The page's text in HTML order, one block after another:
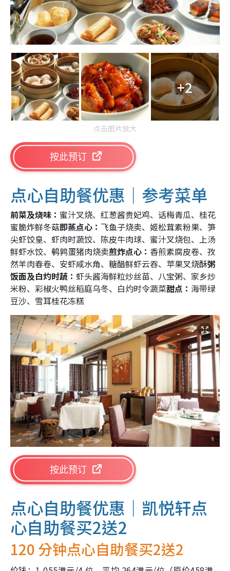
+2
点击图片放大
按此预订
点心自助餐优惠｜参考菜单
前菜及烧味： 蜜汁叉烧、红葱酱贵妃鸡、话梅青瓜、桂花
蜜脆炸鲜冬菇即蒸点心： 飞鱼子烧卖、姬松茸素粉果、笋
尖虾饺皇、虾肉时蔬饺、陈皮牛肉球、蜜汁叉烧包、上汤
鲜虾水饺、鹌鹑蛋猪肉烧卖煎炸点心： 香煎素腐皮卷、孜
然羊肉春卷、安虾咸水角、糖醋鲜虾云吞、苹果叉烧酥粥
饭面及白灼时蔬： 虾头酱海鲜粒炒丝苗、八宝粥、家乡炒
米粉、彩椒火鸭丝稻庭乌冬、白灼时令蔬菜甜点： 海带绿
豆沙、雪耳桂花冻糕
按此预订
点心自助餐优惠｜ 凯悦轩点
心自助餐买2送2
120 分钟点心自助餐买2送2